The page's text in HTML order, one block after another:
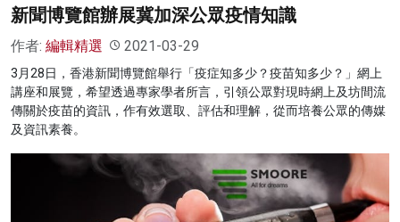
新聞博覽館辦展冀加深公眾疫情知識
作者: 編輯精選 2021-03-29
3月28日，香港新聞博覽館舉行「疫症知多少？疫苗知多少？」網上
講座和展覽，希望透過專家學者所言，引領公眾對現時網上及坊間流
傳關於疫苗的資訊，作有效選取、評估和理解，從而培養公眾的傳媒
及資訊素養。